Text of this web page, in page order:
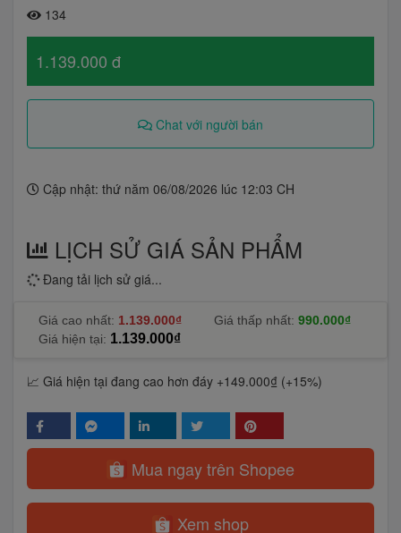
134
1.139.000 đ
Chat với người bán
Cập nhật: thứ năm 06/08/2026 lúc 12:03 CH
LỊCH SỬ GIÁ SẢN PHẨM
Đang tải lịch sử giá...
Giá cao nhất: 1.139.000₫ Giá thấp nhất: 990.000₫
Giá hiện tại: 1.139.000₫
📈 Giá hiện tại đang cao hơn đáy +149.000₫ (+15%)
Mua ngay trên Shopee
Xem shop